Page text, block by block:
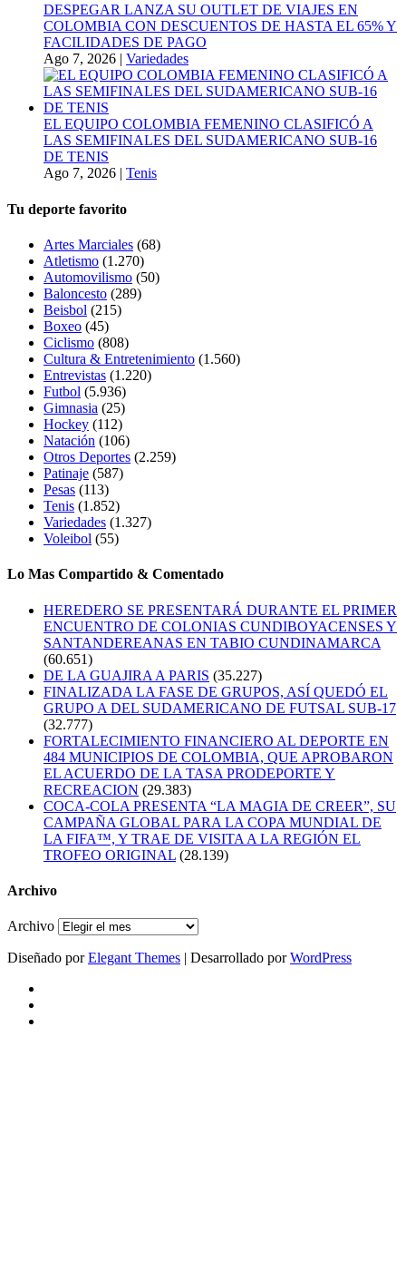
DESPEGAR LANZA SU OUTLET DE VIAJES EN
COLOMBIA CON DESCUENTOS DE HASTA EL 65% Y
FACILIDADES DE PAGO
Ago 7, 2026
Variedades
EL EQUIPO COLOMBIA FEMENINO CLASIFICÓ A
LAS SEMIFINALES DEL SUDAMERICANO SUB-16
DE TENIS
Ago 7, 2026
Tenis
Tu deporte favorito
Artes Marciales (68)
Atletismo (1.270)
Automovilismo (50)
Baloncesto (289)
Beisbol (215)
Boxeo (45)
Ciclismo (808)
Cultura & Entretenimiento (1.560)
Entrevistas (1.220)
Futbol (5.936)
Gimnasia (25)
Hockey (112)
Natación (106)
Otros Deportes (2.259)
Patinaje (587)
Pesas (113)
Tenis (1.852)
Variedades (1.327)
Voleibol (55)
Lo Mas Compartido & Comentado
HEREDERO SE PRESENTARÁ DURANTE EL PRIMER
ENCUENTRO DE COLONIAS CUNDIBOYACENSES Y
SANTANDEREANAS EN TABIO CUNDINAMARCA
(60.651)
DE LA GUAJIRA A PARIS (35.227)
FINALIZADA LA FASE DE GRUPOS, ASÍ QUEDÓ EL
GRUPO A DEL SUDAMERICANO DE FUTSAL SUB-17
(32.777)
FORTALECIMIENTO FINANCIERO AL DEPORTE EN
484 MUNICIPIOS DE COLOMBIA, QUE APROBARON
EL ACUERDO DE LA TASA PRODEPORTE Y
RECREACION (29.383)
COCA-COLA PRESENTA “LA MAGIA DE CREER”, SU
CAMPAÑA GLOBAL PARA LA COPA MUNDIAL DE
LA FIFA™, Y TRAE DE VISITA A LA REGIÓN EL
TROFEO ORIGINAL (28.139)
Archivo
Archivo
Diseñado porElegant Themes | Desarrollado porWordPress